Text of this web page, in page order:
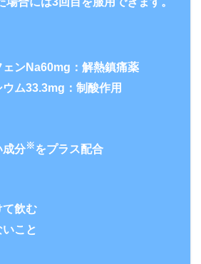
ェンNa60mg：解熱鎮痛薬
ム33.3mg：制酸作用
成分※をプラス配合
て飲む
こと